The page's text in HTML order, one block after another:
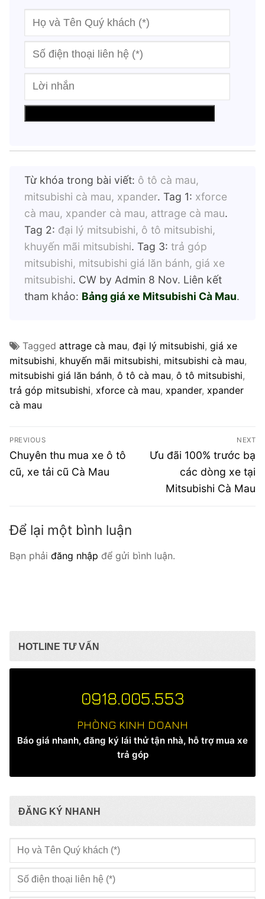
Từ khóa trong bài viết: ô tô cà mau,
mitsubishi cà mau, xpander. Tag 1: xforce
cà mau, xpander cà mau, attrage cà mau.
Tag 2: đại lý mitsubishi, ô tô mitsubishi,
khuyến mãi mitsubishi. Tag 3: trả góp
mitsubishi, mitsubishi giá lăn bánh, giá xe
mitsubishi. CW by Admin 8 Nov. Liên kết
tham khảo: Bảng giá xe Mitsubishi Cà Mau.
Tagged attrage cà mau, đại lý mitsubishi, giá xe
mitsubishi, khuyến mãi mitsubishi, mitsubishi cà mau,
mitsubishi giá lăn bánh, ô tô cà mau, ô tô mitsubishi,
trả góp mitsubishi, xforce cà mau, xpander, xpander
cà mau
Điều
hướng
bài
PREVIOUS
Previous
post:
Chuyên thu mua xe ô tô
cũ, xe tải cũ Cà Mau
NEXT
Next
Ưu đãi 100% trước bạ
các dòng xe tại
Mitsubishi Cà Mau
Để lại một bình luận
Bạn phải đăng nhập để gửi bình luận.
HOTLINE TƯ VẤN
0918.005.553
PHÒNG KINH DOANH
Báo giá nhanh, đăng ký lái thử tận nhà, hỗ trợ mua xe
trả góp
ĐĂNG KÝ NHANH